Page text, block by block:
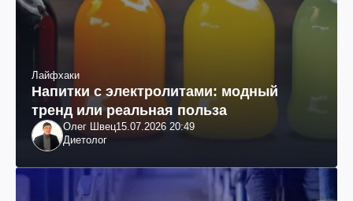
Лайфхаки
Напитки с электролитами: модный
тренд или реальная польза
Олег Швец15.07.2026 20:49
Диетолог